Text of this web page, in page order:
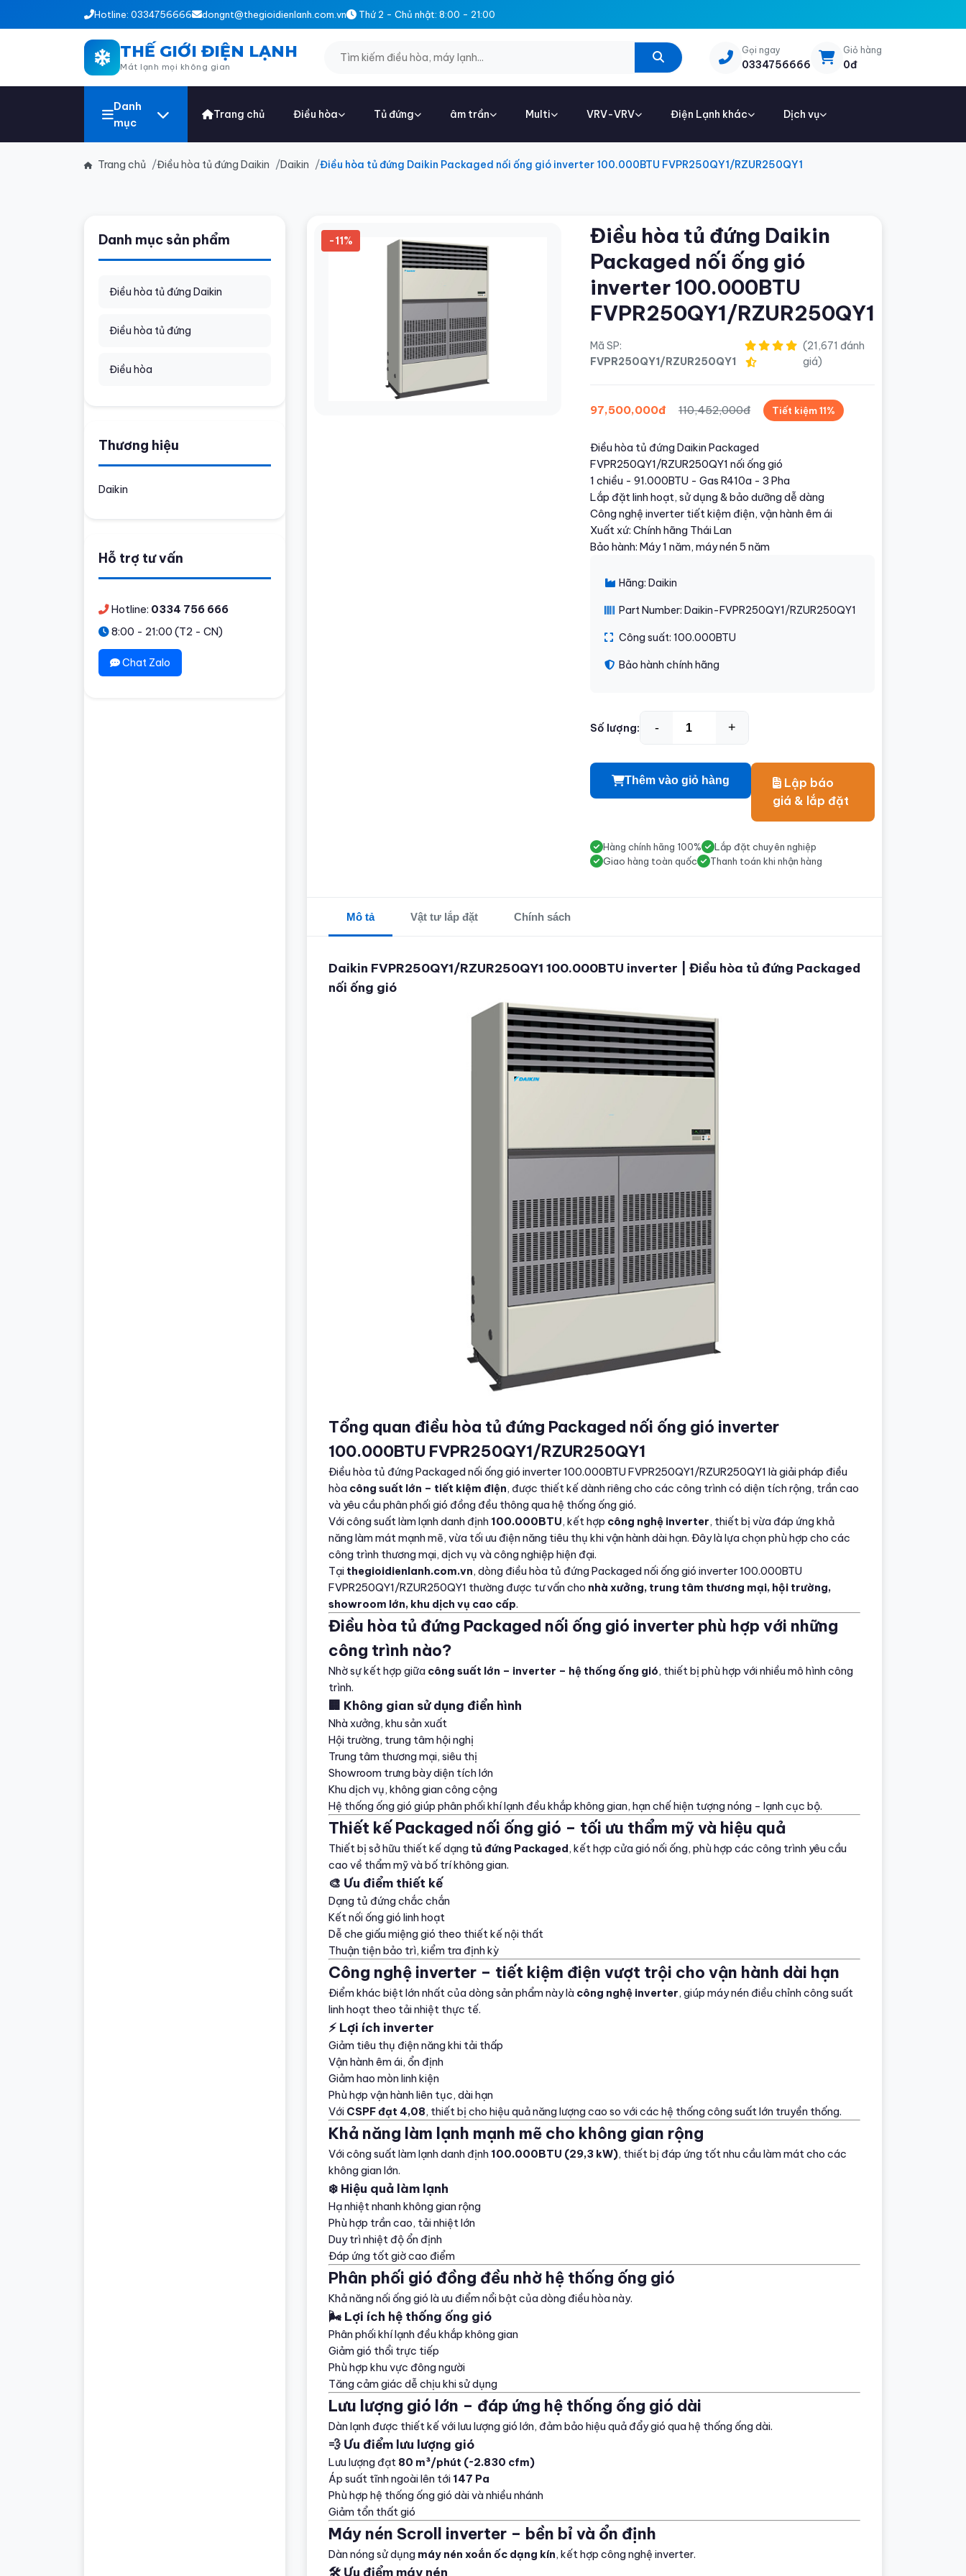
Hotline: 0334756666 dongnt@thegioidienlanh.com.vn Thứ 2 - Chủ nhật: 8:00 - 21:00
THẾ GIỚI ĐIỆN LẠNH
Mát lạnh mọi không gian
Gọi ngay
0334756666
Giỏ hàng
0đ
Danh
mục
Trang chủ Điều hòa Tủ đứng âm trần Multi VRV-VRV Điện Lạnh khác Dịch vụ
Trang chủ Điều hòa tủ đứng Daikin Daikin Điều hòa tủ đứng Daikin Packaged nối ống gió inverter 100.000BTU FVPR250QY1/RZUR250QY1
Danh mục sản phẩm
Điều hòa tủ đứng Daikin
Điều hòa tủ đứng
Điều hòa
Thương hiệu
Daikin
Hỗ trợ tư vấn
Hotline: 0334 756 666
8:00 - 21:00 (T2 - CN)
Chat Zalo
-11%
Điều hòa tủ đứng Daikin
Packaged nối ống gió
inverter 100.000BTU
FVPR250QY1/RZUR250QY1
Mã SP:
FVPR250QY1/RZUR250QY1
(21,671 đánh
giá)
97,500,000đ 110,452,000đ Tiết kiệm 11%
Điều hòa tủ đứng Daikin Packaged
FVPR250QY1/RZUR250QY1 nối ống gió
1 chiều - 91.000BTU - Gas R410a - 3 Pha
Lắp đặt linh hoạt, sử dụng & bảo dưỡng dễ dàng
Công nghệ inverter tiết kiệm điện, vận hành êm ái
Xuất xứ: Chính hãng Thái Lan
Bảo hành: Máy 1 năm, máy nén 5 năm
Hãng: Daikin
Part Number: Daikin-FVPR250QY1/RZUR250QY1
Công suất: 100.000BTU
Bảo hành chính hãng
Số lượng: - +
Thêm vào giỏ hàng
Lập báo
giá & lắp đặt
Hàng chính hãng 100%
Lắp đặt chuyên nghiệp
Giao hàng toàn quốc
Thanh toán khi nhận hàng
Mô tả Vật tư lắp đặt Chính sách
Daikin FVPR250QY1/RZUR250QY1 100.000BTU inverter | Điều hòa tủ đứng Packaged
nối ống gió
Tổng quan điều hòa tủ đứng Packaged nối ống gió inverter
100.000BTU FVPR250QY1/RZUR250QY1
Điều hòa tủ đứng Packaged nối ống gió inverter 100.000BTU FVPR250QY1/RZUR250QY1 là giải pháp điều
hòa công suất lớn – tiết kiệm điện, được thiết kế dành riêng cho các công trình có diện tích rộng, trần cao
và yêu cầu phân phối gió đồng đều thông qua hệ thống ống gió.
Với công suất làm lạnh danh định 100.000BTU, kết hợp công nghệ inverter, thiết bị vừa đáp ứng khả
năng làm mát mạnh mẽ, vừa tối ưu điện năng tiêu thụ khi vận hành dài hạn. Đây là lựa chọn phù hợp cho các
công trình thương mại, dịch vụ và công nghiệp hiện đại.
Tại thegioidienlanh.com.vn, dòng điều hòa tủ đứng Packaged nối ống gió inverter 100.000BTU
FVPR250QY1/RZUR250QY1 thường được tư vấn cho nhà xưởng, trung tâm thương mại, hội trường,
showroom lớn, khu dịch vụ cao cấp.
Điều hòa tủ đứng Packaged nối ống gió inverter phù hợp với những
công trình nào?
Nhờ sự kết hợp giữa công suất lớn – inverter – hệ thống ống gió, thiết bị phù hợp với nhiều mô hình công
trình.
🏢 Không gian sử dụng điển hình
Nhà xưởng, khu sản xuất
Hội trường, trung tâm hội nghị
Trung tâm thương mại, siêu thị
Showroom trưng bày diện tích lớn
Khu dịch vụ, không gian công cộng
Hệ thống ống gió giúp phân phối khí lạnh đều khắp không gian, hạn chế hiện tượng nóng – lạnh cục bộ.
Thiết kế Packaged nối ống gió – tối ưu thẩm mỹ và hiệu quả
Thiết bị sở hữu thiết kế dạng tủ đứng Packaged, kết hợp cửa gió nối ống, phù hợp các công trình yêu cầu
cao về thẩm mỹ và bố trí không gian.
🎨 Ưu điểm thiết kế
Dạng tủ đứng chắc chắn
Kết nối ống gió linh hoạt
Dễ che giấu miệng gió theo thiết kế nội thất
Thuận tiện bảo trì, kiểm tra định kỳ
Công nghệ inverter – tiết kiệm điện vượt trội cho vận hành dài hạn
Điểm khác biệt lớn nhất của dòng sản phẩm này là công nghệ inverter, giúp máy nén điều chỉnh công suất
linh hoạt theo tải nhiệt thực tế.
⚡ Lợi ích inverter
Giảm tiêu thụ điện năng khi tải thấp
Vận hành êm ái, ổn định
Giảm hao mòn linh kiện
Phù hợp vận hành liên tục, dài hạn
Với CSPF đạt 4,08, thiết bị cho hiệu quả năng lượng cao so với các hệ thống công suất lớn truyền thống.
Khả năng làm lạnh mạnh mẽ cho không gian rộng
Với công suất làm lạnh danh định 100.000BTU (29,3 kW), thiết bị đáp ứng tốt nhu cầu làm mát cho các
không gian lớn.
❄️ Hiệu quả làm lạnh
Hạ nhiệt nhanh không gian rộng
Phù hợp trần cao, tải nhiệt lớn
Duy trì nhiệt độ ổn định
Đáp ứng tốt giờ cao điểm
Phân phối gió đồng đều nhờ hệ thống ống gió
Khả năng nối ống gió là ưu điểm nổi bật của dòng điều hòa này.
🌬️ Lợi ích hệ thống ống gió
Phân phối khí lạnh đều khắp không gian
Giảm gió thổi trực tiếp
Phù hợp khu vực đông người
Tăng cảm giác dễ chịu khi sử dụng
Lưu lượng gió lớn – đáp ứng hệ thống ống gió dài
Dàn lạnh được thiết kế với lưu lượng gió lớn, đảm bảo hiệu quả đẩy gió qua hệ thống ống dài.
💨 Ưu điểm lưu lượng gió
Lưu lượng đạt 80 m³/phút (~2.830 cfm)
Áp suất tĩnh ngoài lên tới 147 Pa
Phù hợp hệ thống ống gió dài và nhiều nhánh
Giảm tổn thất gió
Máy nén Scroll inverter – bền bỉ và ổn định
Dàn nóng sử dụng máy nén xoắn ốc dạng kín, kết hợp công nghệ inverter.
🛠️ Ưu điểm máy nén